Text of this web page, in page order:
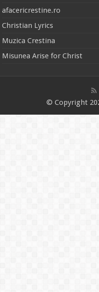
afacericrestine.ro
Christian Lyrics
Muzica Crestina
Misunea Arise for Christ
© Copyright